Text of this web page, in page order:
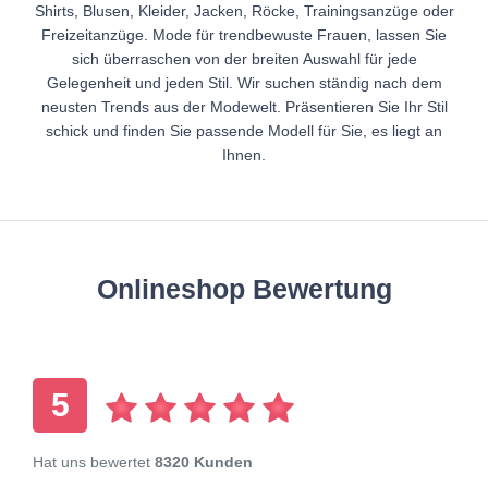
Shirts, Blusen, Kleider, Jacken, Röcke, Trainingsanzüge oder
Freizeitanzüge. Mode für trendbewuste Frauen, lassen Sie
sich überraschen von der breiten Auswahl für jede
Gelegenheit und jeden Stil. Wir suchen ständig nach dem
neusten Trends aus der Modewelt. Präsentieren Sie Ihr Stil
schick und finden Sie passende Modell für Sie, es liegt an
Ihnen.
Onlineshop Bewertung
5
Hat uns bewertet 8320 Kunden